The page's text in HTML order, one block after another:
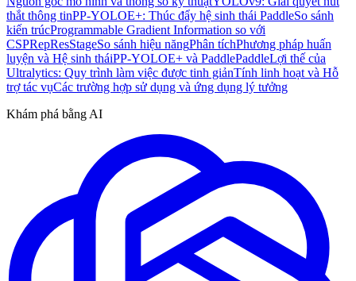
thắt thông tinPP-YOLOE+: Thúc đẩy hệ sinh thái PaddleSo sánh
kiến trúcProgrammable Gradient Information so với
CSPRepResStageSo sánh hiệu năngPhân tíchPhương pháp huấn
luyện và Hệ sinh tháiPP-YOLOE+ và PaddlePaddleLợi thế của
Ultralytics: Quy trình làm việc được tinh giảnTính linh hoạt và Hỗ
trợ tác vụCác trường hợp sử dụng và ứng dụng lý tưởng
Khám phá bằng AI